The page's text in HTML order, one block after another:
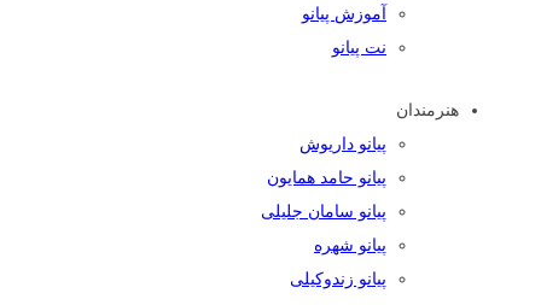
آموزش پیانو
نت پیانو
هنرمندان
پیانو داریوش
پیانو حامد همایون
پیانو سامان جلیلی
پیانو شهره
پیانو زندوکیلی